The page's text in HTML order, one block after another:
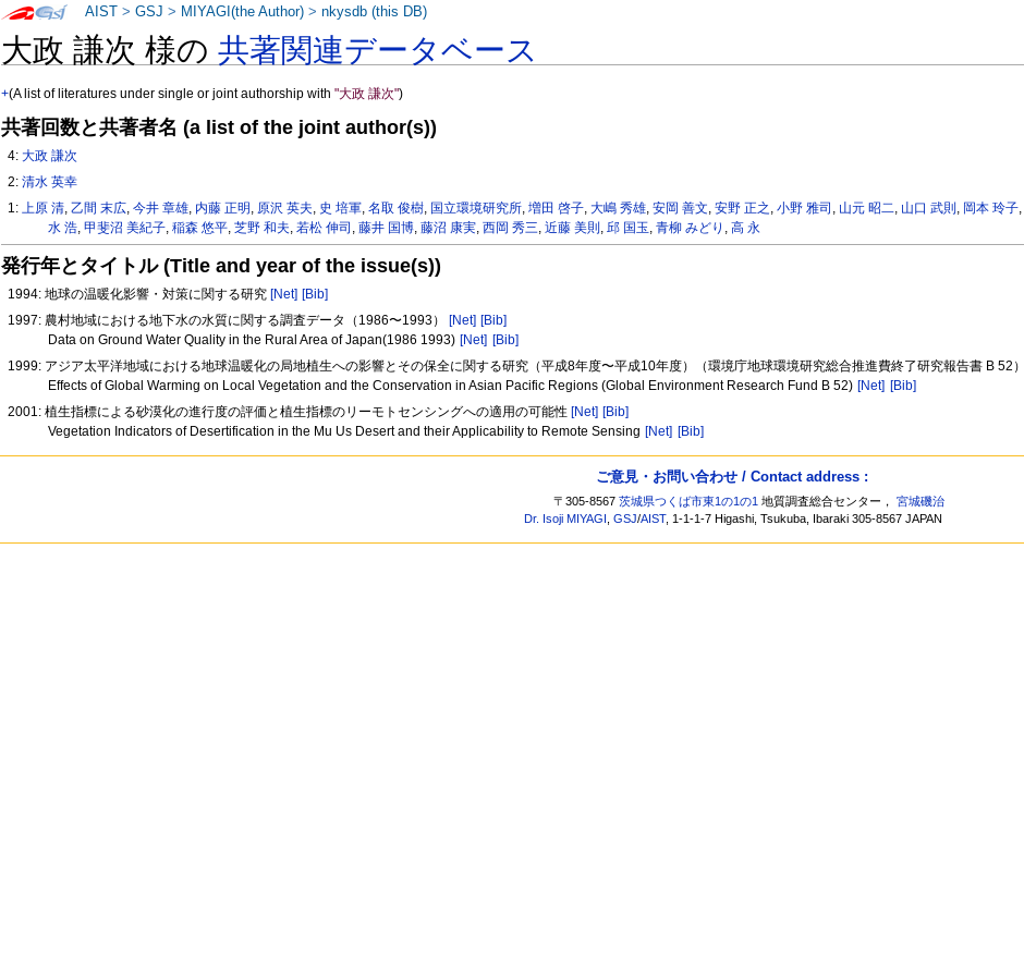
大政 謙次 様の共著関連データベース
+(A list of literatures under single or joint authorship with"大政 謙次")
共著回数と共著者名 (a list of the joint author(s))
4:大政 謙次
2:清水 英幸
1:上原 清,乙間 末広,今井 章雄, 内藤 正明 , 原沢 英夫, 史 培軍,名取 俊樹, 国立環境研究所,増田 啓子,大嶋 秀雄,安岡 善文,安野 正之 ,小野 雅司 , 山元 昭二, 山口 武則 , 岡本 玲子,
水 浩, 甲斐沼 美紀子, 稲森 悠平, 芝野 和夫, 若松 伸司 , 藤井 国博, 藤沼 康実, 西岡 秀三, 近藤 美則 , 邱 国玉, 青柳 みどり , 高 永
発行年とタイトル (Title and year of the issue(s))
1994: 地球の温暖化影響・対策に関する研究 [Net] [Bib]
1997: 農村地域における地下水の水質に関する調査データ（1986〜1993） [Net] [Bib]
Data on Ground Water Quality in the Rural Area of Japan(1986 1993) [Net] [Bib]
1999: アジア太平洋地域における地球温暖化の局地植生への影響とその保全に関する研究（平成8年度〜平成10年度）（環境庁地球環境研究総合推進費終了研究報告書 B 52）
Effects of Global Warming on Local Vegetation and the Conservation in Asian Pacific Regions (Global Environment Research Fund B 52) [Net] [Bib]
2001: 植生指標による砂漠化の進行度の評価と植生指標のリーモトセンシングへの適用の可能性 [Net] [Bib]
Vegetation Indicators of Desertification in the Mu Us Desert and their Applicability to Remote Sensing [Net] [Bib]
AIST >GSJ > MIYAGI(the Author) >nkysdb (this DB)
ご意見・お問い合わせ / Contact address :
〒305-8567茨城県つくば市東1の1の1 地質調査総合センター，宮城磯治
Dr. Isoji MIYAGI
,GSJ/AIST, 1-1-1-7 Higashi, Tsukuba, Ibaraki 305-8567 JAPAN